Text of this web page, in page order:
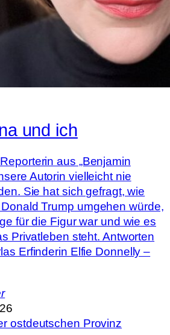
und ich
aus „Benjamin
Autorin vielleicht nie
Sie hat sich gefragt, wie
Trump umgehen würde,
für die Figur war und wie es
Privatleben steht. Antworten
Erfinderin Elfie Donnelly –
ostdeutschen Provinz